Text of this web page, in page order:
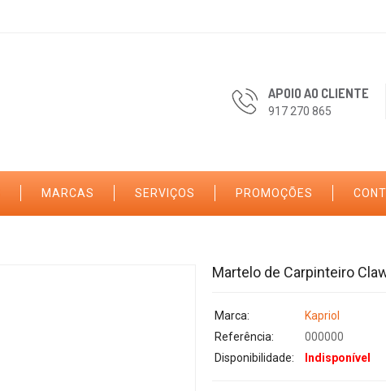
APOIO AO CLIENTE
917 270 865
MARCAS SERVIÇOS PROMOÇÕES
Martelo de Carpinteiro
Marca:
Kapriol
Referência:
000000
Disponibilidade:
Indisponível